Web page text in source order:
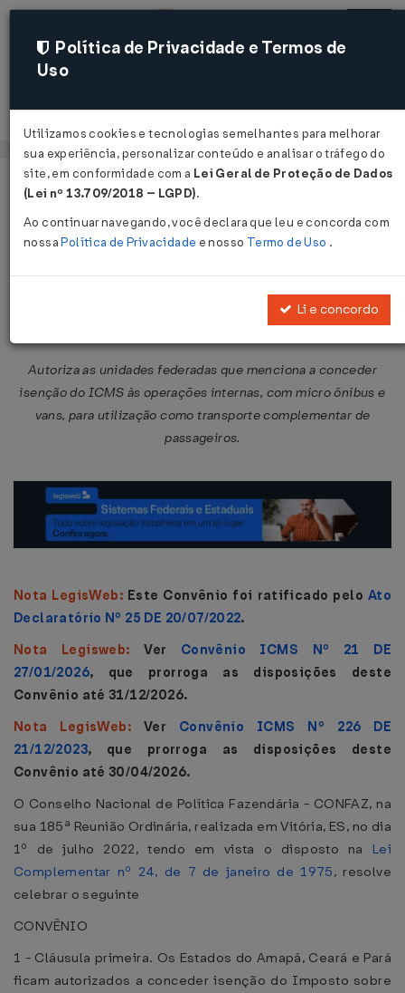
Acessar
Página Inicial Legislações
Convênio ICMS Nº 91 DE
Autoriza as unidades federadas que menciona a conceder
isenção do ICMS às operações internas, com micro ônibus e
vans, para utilização como transporte complementar de
passageiros.
Nota LegisWeb: Este Convênio foi ratificado pelo Ato
Declaratório Nº 25 DE 20/07/2022.
Nota Legisweb:Ver Convênio ICMS Nº 21 DE
27/01/2026, que prorroga as disposições deste
Convênio até 31/12/2026.
Nota LegisWeb: Ver Convênio ICMS Nº 226 DE
21/12/2023, que prorroga as disposições deste
Convênio até 30/04/2026.
O Conselho Nacional de Política Fazendária - CONFAZ, na
sua 185ª Reunião Ordinária, realizada em Vitória, ES, no dia
1º de julho 2022, tendo em vista o disposto na Lei
Complementar nº 24, de 7 de janeiro de 1975, resolve
celebrar o seguinte
CONVÊNIO
1 - Cláusula primeira. Os Estados do Amapá, Ceará e Pará
ficam autorizados a conceder isenção do Imposto sobre
Política de Privacidade e Termos de
Uso
Utilizamos cookies e tecnologias semelhantes para melhorar
sua experiência, personalizar conteúdo e analisar o tráfego do
site, em conformidade com a Lei Geral de Proteção de Dados
(Lei nº 13.709/2018 – LGPD).
Ao continuar navegando, você declara que leu e concorda com
nossaPolítica de Privacidade e nosso Termo de Uso .
Li e concordo